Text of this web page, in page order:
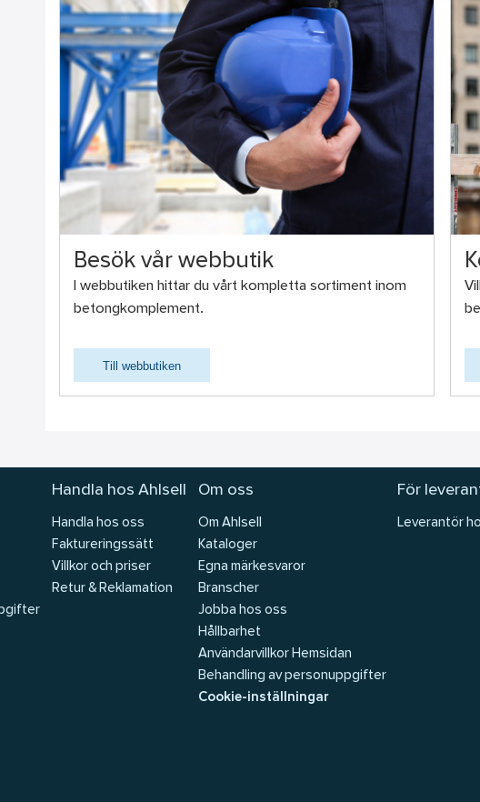
Besök vår webbutik
I webbutiken hittar du vårt kompletta sortiment inom
betongkomplement.
Till webbutiken
Handla hos Ahlsell
Handla hos oss
Faktureringssätt
Villkor och priser
Retur & Reklamation
Om oss
Om Ahlsell
Kataloger
Egna märkesvaror
Branscher
Jobba hos oss
Hållbarhet
Användarvillkor Hemsidan
Behandling av personuppgifter
Cookie-inställningar
För
Leverantör